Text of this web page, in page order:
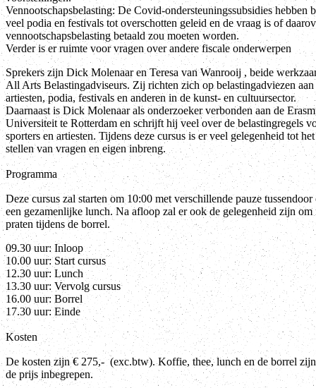
Vennootschapsbelasting: De Covid-ondersteuningssubsidies hebben
veel podia en festivals tot overschotten geleid en de vraag is of
vennootschapsbelasting betaald zou moeten worden.
Verder is er ruimte voor vragen over andere fiscale onderwerpen
Sprekers zijn Dick Molenaar en Teresa van Wanrooij , beide
All Arts Belastingadviseurs. Zij richten zich op belastingadviezen aan
artiesten, podia, festivals en anderen in de kunst- en cultuursector.
Daarnaast is Dick Molenaar als onderzoeker verbonden aan de
Universiteit te Rotterdam en schrijft hij veel over de belastingregels
sporters en artiesten. Tijdens deze cursus is er veel gelegenheid tot het
stellen van vragen en eigen inbreng.
Programma
Deze cursus zal starten om 10:00 met verschillende pauze tussendoor
een gezamenlijke lunch. Na afloop zal er ook de gelegenheid zijn om
praten tijdens de borrel.
09.30 uur: Inloop
10.00 uur: Start cursus
12.30 uur: Lunch
13.30 uur: Vervolg cursus
16.00 uur: Borrel
17.30 uur: Einde
Kosten
De kosten zijn € 275,- (exc.btw). Koffie, thee, lunch en de borrel
de prijs inbegrepen.